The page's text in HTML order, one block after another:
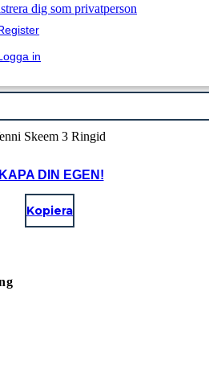
dig som privatperson
in
DIN EGEN!
Kopiera